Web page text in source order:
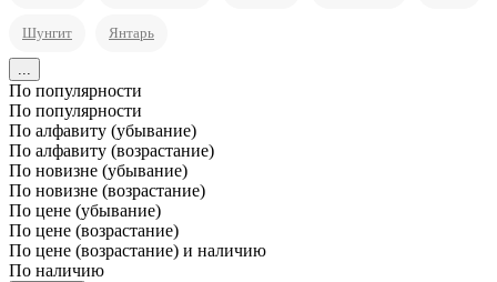
Шунгит Янтарь
...
По популярности
По популярности
По алфавиту (убывание)
По алфавиту (возрастание)
По новизне (убывание)
По новизне (возрастание)
По цене (убывание)
По цене (возрастание)
По цене (возрастание) и наличию
По наличию